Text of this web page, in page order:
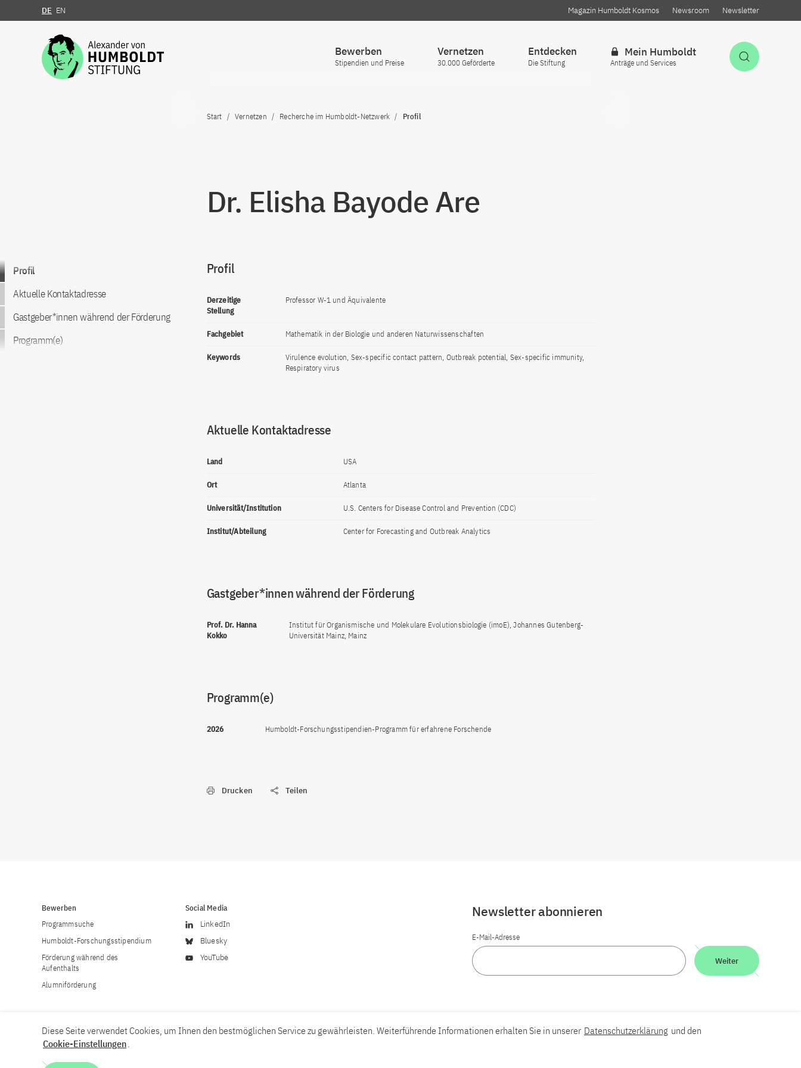
Zum Inhalt springen
DE EN Magazin Humboldt Kosmos Newsroom Newsletter
Bewerben
Stipendien und Preise
Vernetzen
30.000 Geförderte
Entdecken
Die Stiftung
Mein Humboldt
Anträge und Services
Start Vernetzen Recherche im Humboldt-Netzwerk Profil
Dr. Elisha Bayode Are
Zum Inhalt springen
Profil
Aktuelle Kontaktadresse
Gastgeber*innen während der Förderung
Programm(e)
Profil
Derzeitige
Stellung
Professor W-1 und Äquivalente
Fachgebiet Mathematik in der Biologie und anderen Naturwissenschaften
Keywords
Virulence evolution, Sex-specific contact pattern, Outbreak potential, Sex-specific immunity,
Respiratory virus
Aktuelle Kontaktadresse
Land USA
Ort Atlanta
Universität/Institution U.S. Centers for Disease Control and Prevention (CDC)
Institut/Abteilung Center for Forecasting and Outbreak Analytics
Gastgeber*innen während der Förderung
Prof. Dr. Hanna
Kokko
Institut für Organismische und Molekulare Evolutionsbiologie (imoE), Johannes Gutenberg-
Universität Mainz, Mainz
Programm(e)
2026 Humboldt-Forschungsstipendien-Programm für erfahrene Forschende
Drucken Teilen
Bewerben
Programmsuche
Humboldt-Forschungsstipendium
Förderung während des
Aufenthalts
Alumniförderung
Social Media
LinkedIn
Bluesky
YouTube
Newsletter abonnieren
E-Mail-Adresse
Weiter
Diese Seite verwendet Cookies, um Ihnen den bestmöglichen Service zu gewährleisten. Weiterführende Informationen erhalten Sie in unserer Datenschutzerklärung und den
Cookie-Einstellungen.